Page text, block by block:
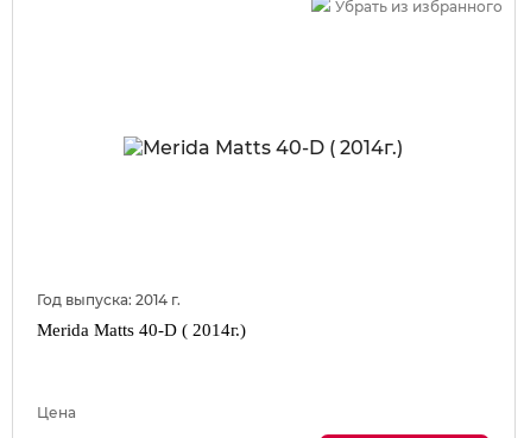
Убрать из избранного
Год выпуска: 2014 г.
Merida Matts 40-D ( 2014г.)
Цена